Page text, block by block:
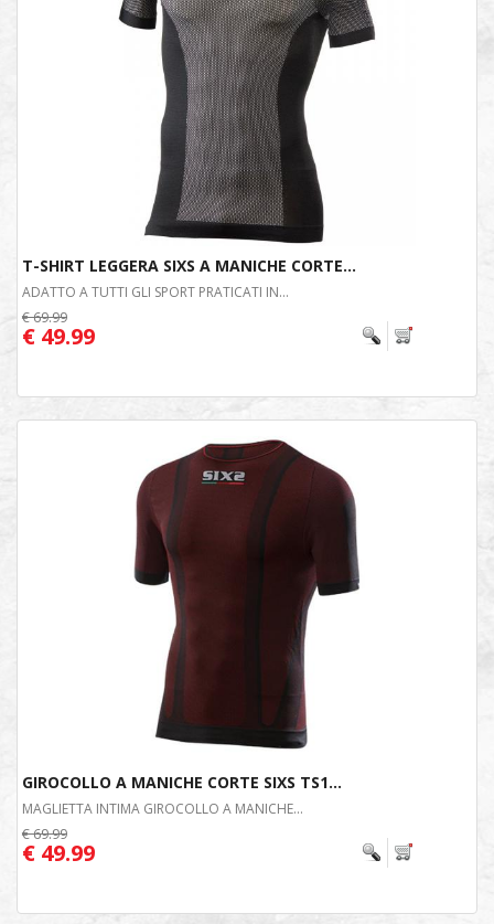
T-SHIRT LEGGERA SIXS A MANICHE CORTE...
ADATTO A TUTTI GLI SPORT PRATICATI IN...
€ 69.99
€ 49.99
GIROCOLLO A MANICHE CORTE SIXS TS1...
MAGLIETTA INTIMA GIROCOLLO A MANICHE...
€ 69.99
€ 49.99